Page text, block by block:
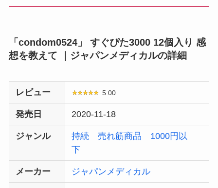
「condom0524」 すぐぴた3000 12個入り 感
想を教えて ｜ジャパンメディカルの詳細
レビュー 5.00
発売日 2020-11-18
ジャンル 持続 売れ筋商品
1000円以
下
メーカー ジャパンメディカル